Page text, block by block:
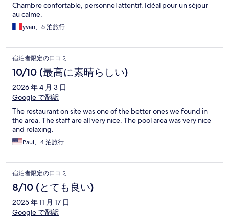
Chambre confortable, personnel attentif. Idéal pour un séjour
au calme.
yvan、6 泊旅行
宿泊者限定の口コミ
10/10 (最高に素晴らしい)
2026 年 4 月 3 日
Google で翻訳
The restaurant on site was one of the better ones we found in
the area. The staff are all very nice. The pool area was very nice
and relaxing.
Paul、4 泊旅行
宿泊者限定の口コミ
8/10 (とても良い)
2025 年 11 月 17 日
Google で翻訳